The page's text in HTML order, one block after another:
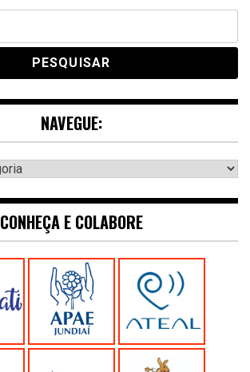
NAVEGUE:
CONHEÇA E COLABORE